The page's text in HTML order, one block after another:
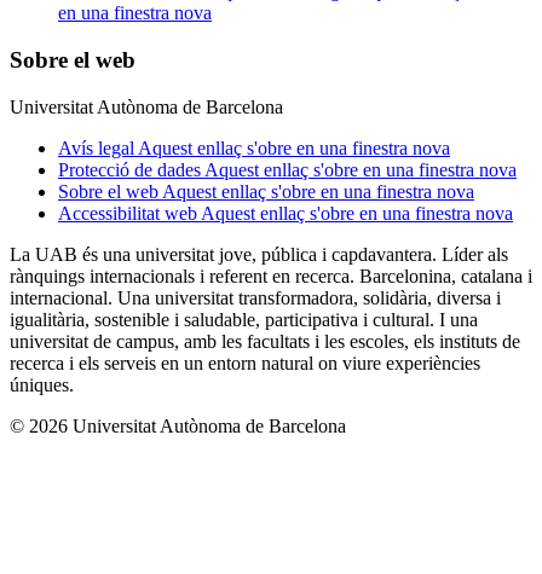
en una finestra nova
Sobre el web
Universitat Autònoma de Barcelona
Avís legal Aquest enllaç s'obre en una finestra nova
Protecció de dades Aquest enllaç s'obre en una finestra nova
Sobre el web Aquest enllaç s'obre en una finestra nova
Accessibilitat web Aquest enllaç s'obre en una finestra nova
La UAB és una universitat jove, pública i capdavantera. Líder als
rànquings internacionals i referent en recerca. Barcelonina, catalana i
internacional. Una universitat transformadora, solidària, diversa i
igualitària, sostenible i saludable, participativa i cultural. I una
universitat de campus, amb les facultats i les escoles, els instituts de
recerca i els serveis en un entorn natural on viure experiències
úniques.
© 2026 Universitat Autònoma de Barcelona